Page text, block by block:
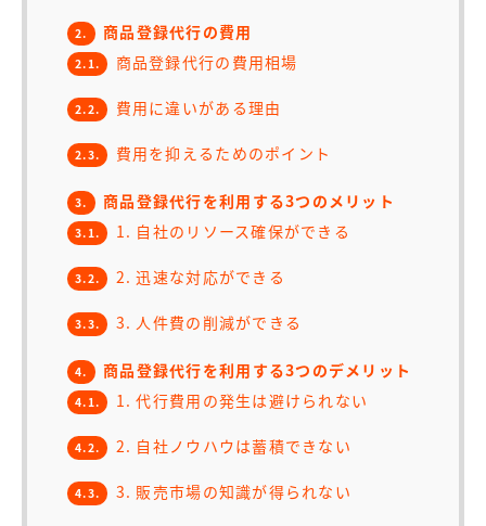
2. 商品登録代行の費用
2.1. 商品登録代行の費用相場
2.2. 費用に違いがある理由
2.3. 費用を抑えるためのポイント
3. 商品登録代行を利用する3つのメリット
3.1. 1. 自社のリソース確保ができる
3.2. 2. 迅速な対応ができる
3.3. 3. 人件費の削減ができる
4. 商品登録代行を利用する3つのデメリット
4.1. 1. 代行費用の発生は避けられない
4.2. 2. 自社ノウハウは蓄積できない
4.3. 3. 販売市場の知識が得られない